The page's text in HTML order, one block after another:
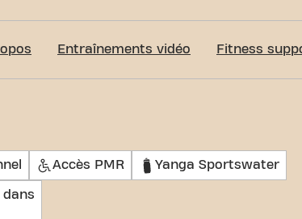
Entraînements vidéo Fitness
Accès PMR Yanga Sportswater
dans